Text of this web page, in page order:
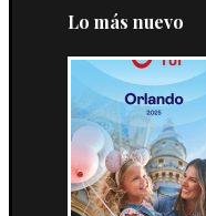
Lo más nuevo